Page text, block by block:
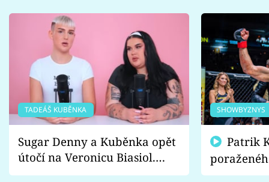
TADEÁŠ KUBĚNKA
Sugar Denny a Kuběnka opět
útočí na Veronicu Biasiol.
Proč je podle nich falešná a
SHOWBYZNYS
fanoušci